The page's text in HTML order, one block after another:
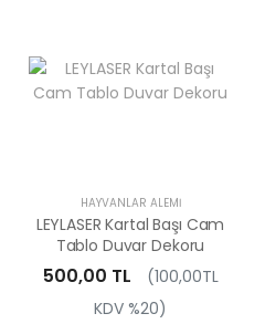
HAYVANLAR ALEMI
LEYLASER Kartal Başı Cam
Tablo Duvar Dekoru
500,00 TL
(100,00TL
KDV %20)